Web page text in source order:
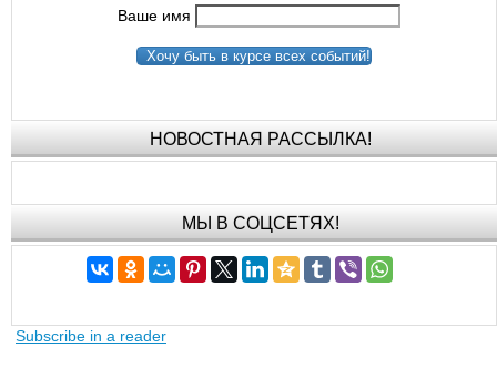
Ваше имя
Хочу быть в курсе всех событий!
НОВОСТНАЯ РАССЫЛКА!
МЫ В СОЦСЕТЯХ!
Subscribe in a reader